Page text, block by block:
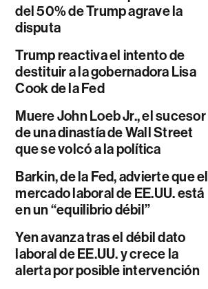
del 50% de Trump agrave la
disputa
Trump reactiva el intento de
destituir a la gobernadora Lisa
Cook de la Fed
Muere John Loeb Jr., el sucesor
de una dinastía de Wall Street
que se volcó a la política
Barkin, de la Fed, advierte que el
mercado laboral de EE.UU. está
en un “equilibrio débil”
Yen avanza tras el débil dato
laboral de EE.UU. y crece la
alerta por posible intervención